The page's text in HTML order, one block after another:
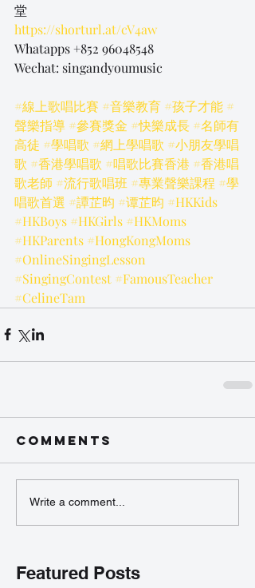
堂
https://shorturl.at/cV4aw
Whatapps +852 96048548
Wechat: singandyoumusic
#線上歌唱比賽 #音樂教育 #孩子才能 #
聲樂指導 #參賽獎金 #快樂成長 #名師有
高徒 #學唱歌 #網上學唱歌 #小朋友學唱
歌 #香港學唱歌 #唱歌比賽香港 #香港唱
歌老師 #流行歌唱班 #專業聲樂課程 #學
唱歌首選 #譚芷昀 #谭芷昀 #HKKids
#HKBoys #HKGirls #HKMoms
#HKParents #HongKongMoms
#OnlineSingingLesson
#SingingContest #FamousTeacher
#CelineTam
Comments
Write a comment...
Featured Posts